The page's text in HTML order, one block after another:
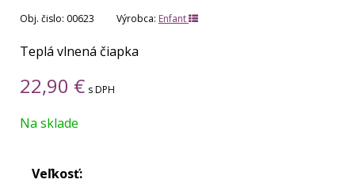
Obj. čislo: 00623 Výrobca: Enfant
Teplá vlnená čiapka
22,90 € s DPH
Na sklade
Veľkosť: